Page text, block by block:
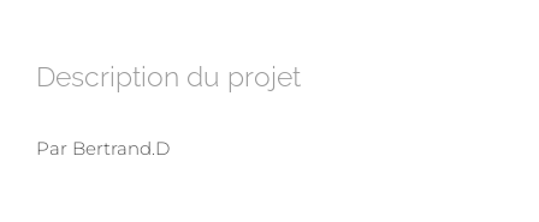
Description du projet
Par Bertrand.D